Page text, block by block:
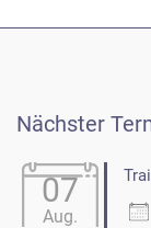
Nächster
07
Aug.